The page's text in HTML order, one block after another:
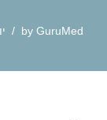
by GuruMed